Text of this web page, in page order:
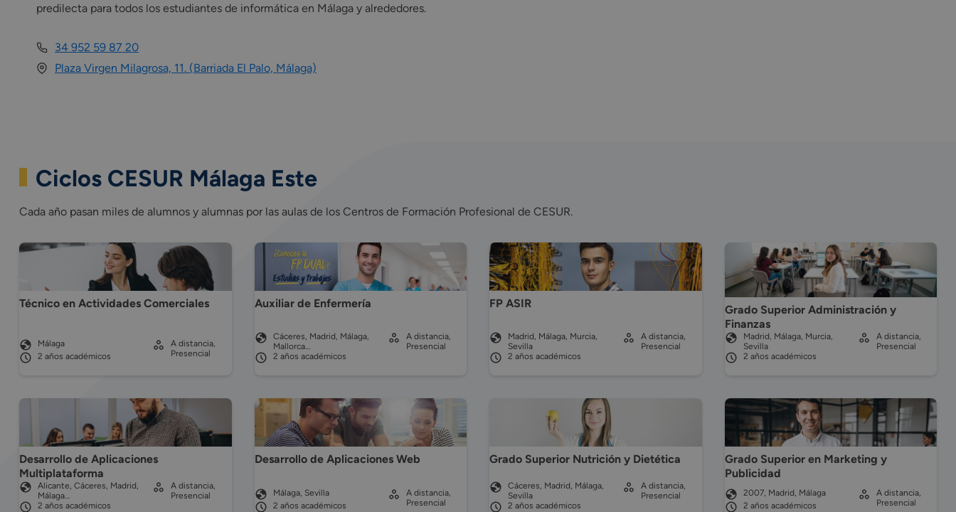
predilecta para todos los estudiantes de informática en Málaga y alrededores.
34 952 59 87 20
Plaza Virgen Milagrosa, 11. (Barriada El Palo, Málaga)
Ciclos CESUR Málaga Este
Cada año pasan miles de alumnos y alumnas por las aulas de los Centros de Formación Profesional de CESUR.
Técnico en Actividades Comerciales
Málaga
2 años académicos
A distancia,
Presencial
Auxiliar de Enfermería
Cáceres, Madrid, Málaga,
Mallorca…
2 años académicos
A distancia,
Presencial
FP ASIR
Madrid, Málaga, Murcia,
Sevilla
2 años académicos
A distancia,
Presencial
Grado Superior Administración y
Finanzas
Madrid, Málaga, Murcia,
Sevilla
2 años académicos
A distancia,
Presencial
Desarrollo de Aplicaciones
Multiplataforma
Alicante, Cáceres, Madrid,
Málaga…
2 años académicos
A distancia,
Presencial
Desarrollo de Aplicaciones Web
Málaga, Sevilla
2 años académicos
A distancia,
Presencial
Grado Superior Nutrición y Dietética
Cáceres, Madrid, Málaga,
Sevilla
2 años académicos
A distancia,
Presencial
Grado Superior en Marketing y
Publicidad
2007, Madrid, Málaga
2 años académicos
A distancia,
Presencial